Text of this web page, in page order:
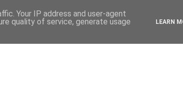
Your IP address and user-agent
quality of service, generate usage
LEARN